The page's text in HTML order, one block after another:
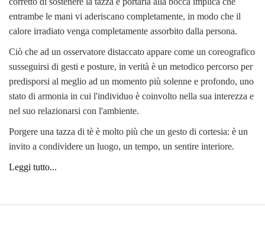
entrambe le mani vi aderiscano completamente, in modo che il
calore irradiato venga completamente assorbito dalla persona.
Ciò che ad un osservatore distaccato appare come un coreografico
susseguirsi di gesti e posture, in verità è un metodico percorso per
predisporsi al meglio ad un momento più solenne e profondo, uno
stato di armonia in cui l'individuo è coinvolto nella sua interezza e
nel suo relazionarsi con l'ambiente.
Porgere una tazza di tè è molto più che un gesto di cortesia: è un
invito a condividere un luogo, un tempo, un sentire interiore.
Leggi tutto...